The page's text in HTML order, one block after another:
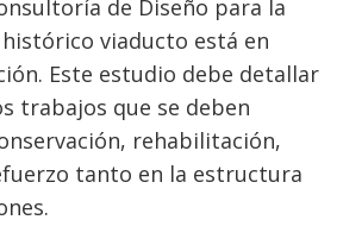
de Diseño para la
viaducto está en
Este estudio debe detallar
trabajos que se deben
rehabilitación,
tanto en la estructura